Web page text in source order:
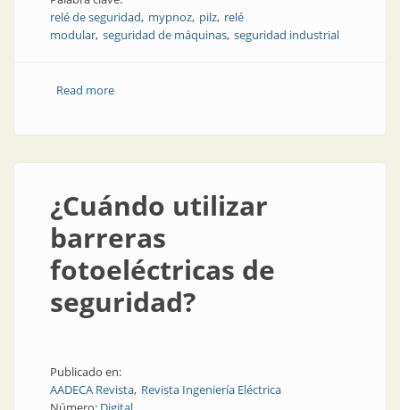
relé de seguridad mypnoz pilz relé
modular seguridad de máquinas seguridad industrial
Read moreabout Cinco razones para elegir este relé
¿Cuándo utilizar
barreras
fotoeléctricas de
seguridad?
Publicado en:
AADECA Revista Revista Ingeniería Eléctrica